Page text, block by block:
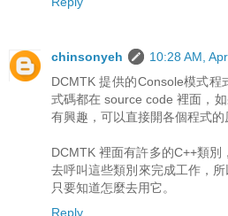
chinsonyeh
10:28 AM,
DCMTK 提供的Console模式
式碼都在 source code 裡面，
有興趣，可以直接開各個程式的
DCMTK 裡面有許多的C++類
去呼叫這些類別來完成工作，
只要知道怎麼去用它。
Reply